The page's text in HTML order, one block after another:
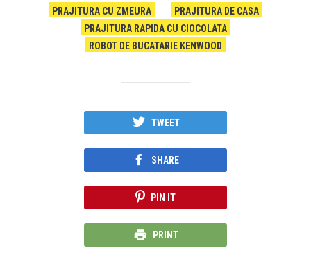
PRAJITURA CU ZMEURA
PRAJITURA DE CASA
PRAJITURA RAPIDA CU CIOCOLATA
ROBOT DE BUCATARIE KENWOOD
TWEET
SHARE
PIN IT
PRINT